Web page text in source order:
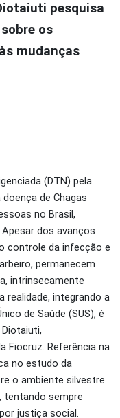
pesquisa
os
mudanças
(DTN) pela
doença de Chagas
no Brasil,
dos avanços
controle da infecção e
permanecem
intrinsecamente
realidade, integrando a
de Saúde (SUS), é
Fiocruz. Referência na
no estudo da
o ambiente silvestre
tentando sempre
justiça social.